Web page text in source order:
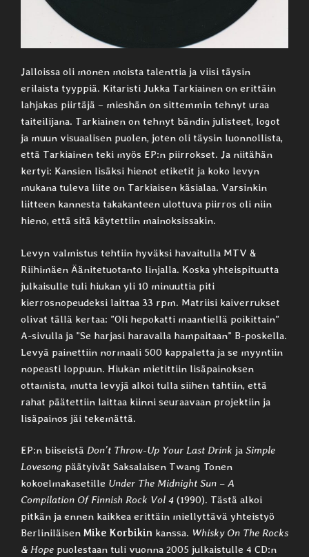
Jalloissa oli monen moista talenttia ja viisi täysin
erilaista tyyppiä. Kitaristi Jukka Tarkiainen on erittäin
lahjakas piirtäjä – mieshän on sittemmin tehnyt uraa
taiteilijana. Tarkiainen on tehnyt bändin julisteet, logot
ja muun visuaalisen puolen, joten oli täysin luonnollista,
että Tarkiainen teki myös EP:n piirrokset. Ja niitähän
kertyi: Kansien lisäksi hienot etiketit ja koko levyn
mukana tuleva liite on Tarkiaisen käsialaa. Varsinkin
liitteen kannesta takakanteen ulottuva piirros oli niin
hieno, että sitä käytettiin mainoksissakin.
Levyn valmistus tehtiin hyväksi havaitulla MTV &
Riihimäen Äänitetuotanto linjalla. Koska yhteispituutta
julkaisulle tuli hiukan yli 10 minuuttia piti
kierrosnopeudeksi laittaa 33 rpm. Matriisi kaiverrukset
olivat tällä kertaa: ”Oli hepokatti maantiellä poikittain”
A-sivulla ja ”Se harjasi haravalla hampaitaan” B-poskella.
Levyä painettiin normaali 500 kappaletta ja se myyntiin
nopeasti loppuun. Hiukan mietittiin lisäpainoksen
ottamista, mutta levyjä alkoi tulla siihen tahtiin, että
rahat päätettiin laittaa kiinni seuraavaan projektiin ja
lisäpainos jäi tekemättä.
EP:n biiseistä Don’t Throw-Up Your Last Drink ja Simple
Lovesong päätyivät Saksalaisen Twang Tonen
kokoelmakasetille Under The Midnight Sun – A
Compilation Of Finnish Rock Vol 4 (1990). Tästä alkoi
pitkän ja ennen kaikkea erittäin miellyttävä yhteistyö
Berliniläisen Mike Korbikin kanssa. Whisky On The Rocks
& Hope puolestaan tuli vuonna 2005 julkaistulle 4 CD:n